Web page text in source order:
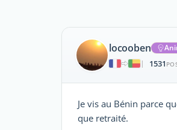
locooben
|
1531
Je vis au Bénin parce
que retraité.